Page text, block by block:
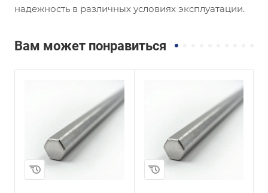
надежность в различных условиях эксплуатации.
Вам может понравиться
Сплав / Марка стали
ГОСТ, ТУ
ASTM A276
Технология
изготовления
Сплав / Марка стали
ГОСТ, ТУ
ГОСТ 2879-88
Технология
изготовления